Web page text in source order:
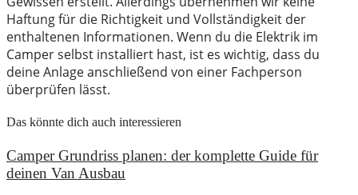
Haftung für die Richtigkeit und Vollständigkeit der
enthaltenen Informationen. Wenn du die Elektrik im
Camper selbst installiert hast, ist es wichtig, dass du
deine Anlage anschließend von einer Fachperson
überprüfen lässt.
Das könnte dich auch interessieren
Camper Grundriss planen: der komplette Guide für
deinen Van Ausbau